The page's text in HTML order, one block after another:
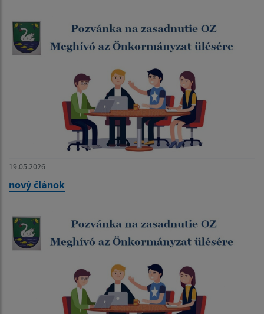
19.05.2026
nový článok